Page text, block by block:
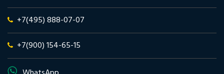
+7(495) 888-07-07
+7(900) 154-65-15